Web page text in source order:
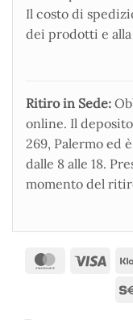
Il costo di
dei prodotti e
Ritiro in Sede:
online. Il
269, Palermo ed
dalle 8 alle 18.
momento del